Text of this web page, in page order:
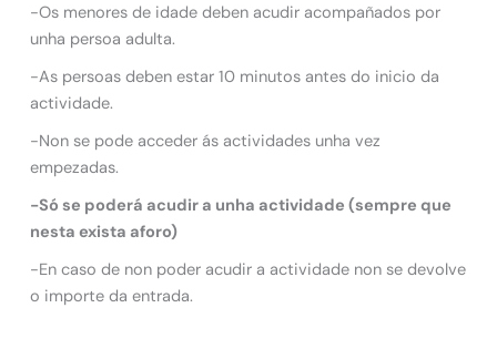
-Os menores de idade deben acudir acompañados por
unha persoa adulta.
-As persoas deben estar 10 minutos antes do inicio da
actividade.
-Non se pode acceder ás actividades unha vez
empezadas.
-Só se poderá acudir a unha actividade (sempre que
nesta exista aforo)
-En caso de non poder acudir a actividade non se devolve
o importe da entrada.